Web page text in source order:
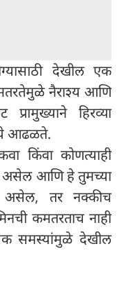
देखील एक
नैराश्य आणि
हिरव्या
आढळते.
किंवा कोणत्याही
असेल आणि हे तुमच्या
असेल, तर नक्कीच
कमतरताच नाही
समस्यांमुळे देखील